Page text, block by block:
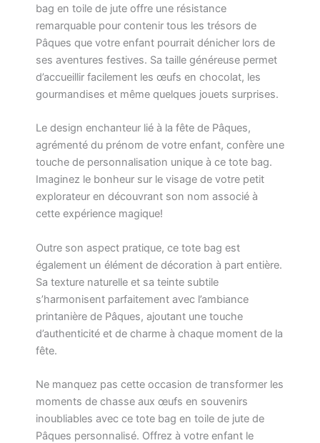
bag en toile de jute offre une résistance
remarquable pour contenir tous les trésors de
Pâques que votre enfant pourrait dénicher lors de
ses aventures festives. Sa taille généreuse permet
d’accueillir facilement les œufs en chocolat, les
gourmandises et même quelques jouets surprises.
Le design enchanteur lié à la fête de Pâques,
agrémenté du prénom de votre enfant, confère une
touche de personnalisation unique à ce tote bag.
Imaginez le bonheur sur le visage de votre petit
explorateur en découvrant son nom associé à
cette expérience magique!
Outre son aspect pratique, ce tote bag est
également un élément de décoration à part entière.
Sa texture naturelle et sa teinte subtile
s’harmonisent parfaitement avec l’ambiance
printanière de Pâques, ajoutant une touche
d’authenticité et de charme à chaque moment de la
fête.
Ne manquez pas cette occasion de transformer les
moments de chasse aux œufs en souvenirs
inoubliables avec ce tote bag en toile de jute de
Pâques personnalisé. Offrez à votre enfant le